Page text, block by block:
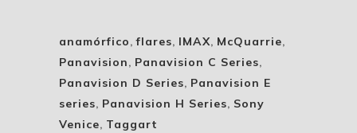
anamórfico,flares, IMAX, McQuarrie,
Panavision, Panavision C Series,
Panavision D Series, Panavision E
series, Panavision H Series, Sony
Venice, Taggart